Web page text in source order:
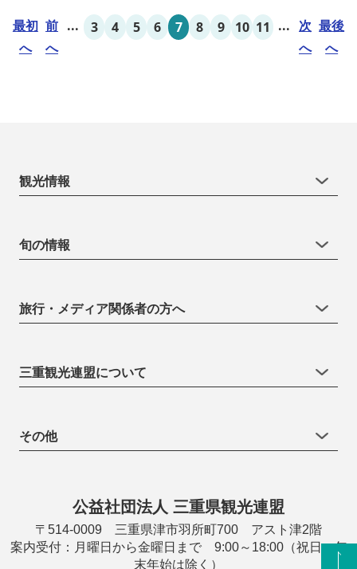
に...
最初
へ
前
へ
... 3 4 5 6 7 8 9 10 11 ... 次
へ
最後
へ
観光情報
旬の情報
旅行・メディア関係者の方へ
三重観光連盟について
その他
公益社団法人 三重県観光連盟
〒514-0009 三重県津市羽所町700 アスト津2階
案内受付：月曜日から金曜日まで 9:00～18:00（祝日・年
末年始は除く）